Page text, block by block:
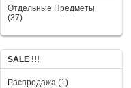
Отдельные Предметы
(37)
SALE !!!
Распродажа (1)